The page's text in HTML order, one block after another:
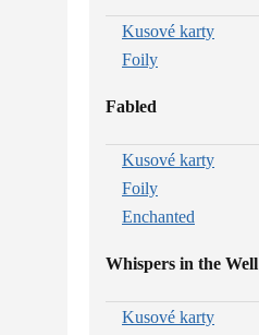
Kusové karty
Foily
Fabled
Kusové karty
Foily
Enchanted
Whispers in the Well
Kusové karty